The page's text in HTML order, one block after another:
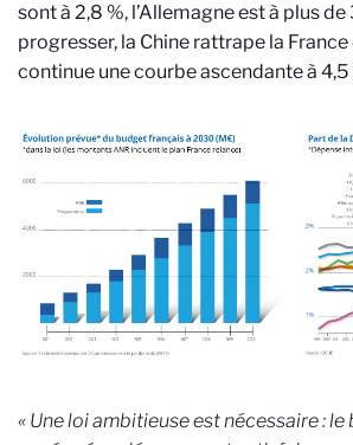
sont à 2,8 %, l’Allemagne est à plus
progresser, la Chine rattrape la France
continue une courbe ascendante à 4,5
« Une loi ambitieuse est nécessaire : le